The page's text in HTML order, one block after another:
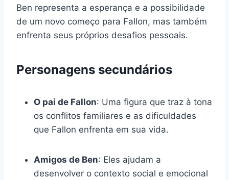
Ben representa a esperança e a possibilidade
de um novo começo para Fallon, mas também
enfrenta seus próprios desafios pessoais.
Personagens secundários
O pai de Fallon: Uma figura que traz à tona
os conflitos familiares e as dificuldades
que Fallon enfrenta em sua vida.
Amigos de Ben: Eles ajudam a
desenvolver o contexto social e emocional